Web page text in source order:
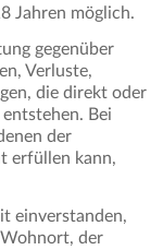
Jahren möglich.
gegenüber
Verluste,
die direkt oder
Bei
der
erfüllen kann,
einverstanden,
der